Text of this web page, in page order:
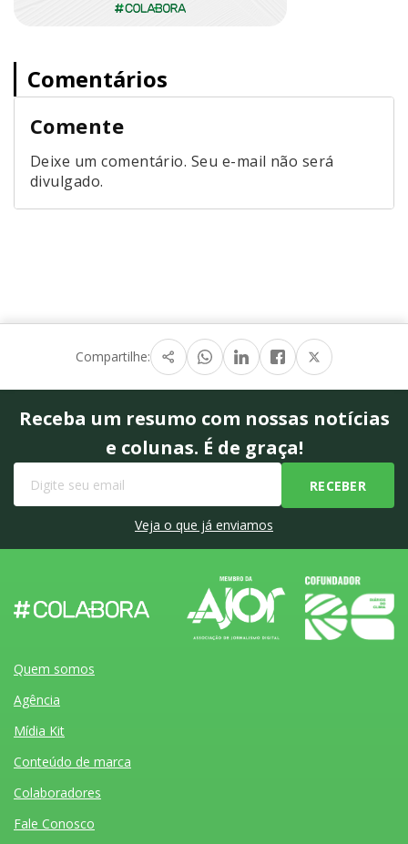
Comentários
Comente
Deixe um comentário. Seu e-mail não será
divulgado.
Compartilhe:
Receba um resumo com nossas notícias
e colunas. É de graça!
Veja o que já enviamos
Quem somos
Agência
Mídia Kit
Conteúdo de marca
Colaboradores
Fale Conosco